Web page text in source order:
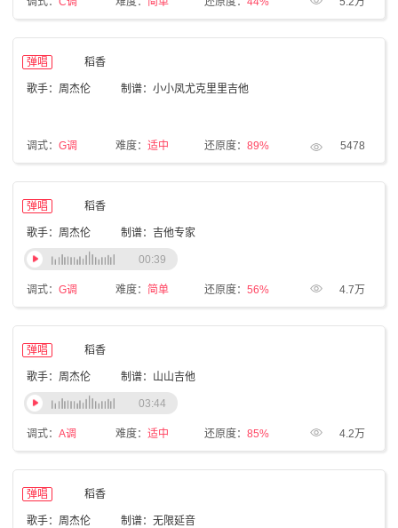
弹唱 稻香
歌手：周杰伦 制谱：小小凤尤克里里吉他
调式： G调 难度： 适中 还原度： 89% 5478
弹唱 稻香
歌手：周杰伦 制谱：吉他专家
调式： G调 难度： 简单 还原度： 56% 4.7万
00:39
弹唱 稻香
歌手：周杰伦 制谱：山山吉他
调式： A调 难度： 适中 还原度： 85% 4.2万
03:44
弹唱 稻香
歌手：周杰伦 制谱：无限延音